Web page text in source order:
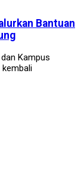
Bantuan
Kampus
kembali